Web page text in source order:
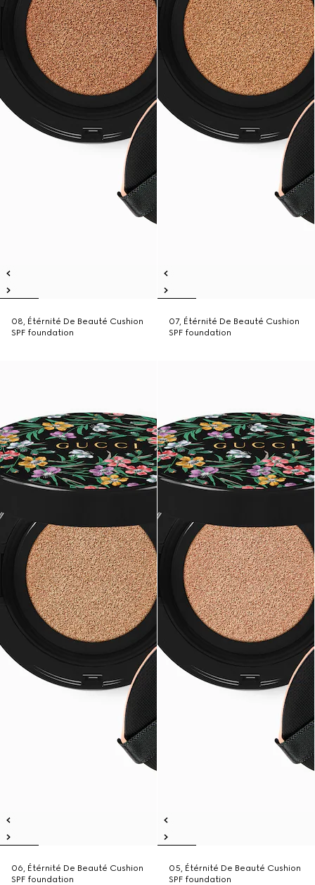
08, Étérnité De Beauté Cushion
SPF foundation
07, Étérnité De Beauté Cushion
SPF foundation
06, Étérnité De Beauté Cushion
SPF foundation
05, Étérnité De Beauté Cushion
SPF foundation